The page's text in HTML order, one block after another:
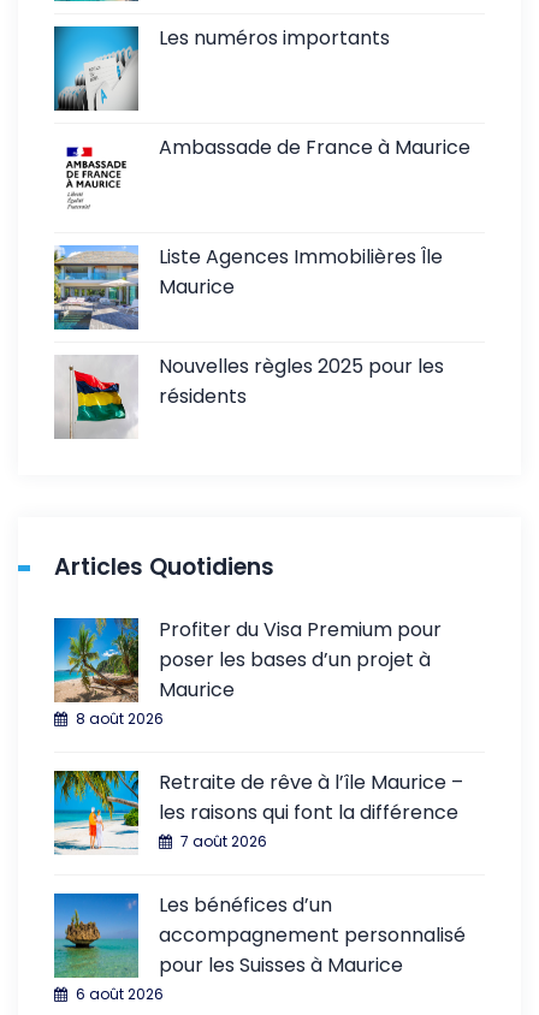
Les numéros importants
Ambassade de France à Maurice
Liste Agences Immobilières Île
Maurice
Nouvelles règles 2025 pour les
résidents
Articles Quotidiens
Profiter du Visa Premium pour
poser les bases d’un projet à
Maurice
8 août 2026
Retraite de rêve à l’île Maurice –
les raisons qui font la différence
7 août 2026
Les bénéfices d’un
accompagnement personnalisé
pour les Suisses à Maurice
6 août 2026